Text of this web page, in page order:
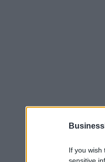
If you wish
sensitive